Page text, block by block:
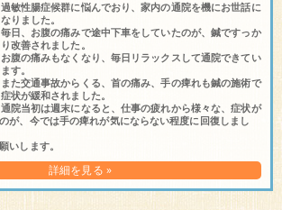
過敏性腸症候群に悩んでおり、家内の通院を機にお世話に
なりました。
毎日、お腹の痛みで途中下車をしていたのが、鍼ですっか
り改善されました。
お腹の痛みもなくなり、毎日リラックスして通院できてい
ます。
また交通事故からくる、首の痛み、手の痺れも鍼の施術で
症状が緩和されました。
通院当初は週末になると、仕事の疲れから様々な、症状が
が、今では手の痺れが気にならない程度に回復しまし
いします。
詳細を見る »